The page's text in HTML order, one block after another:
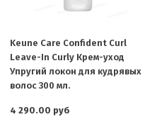
Keune Care Confident Curl
Leave-In Curly Крем-уход
Упругий локон для кудрявых
волос 300 мл.
4 290.00 руб